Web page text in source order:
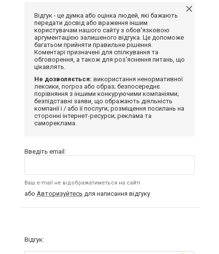
Відгук - це думка або оцінка людей, які бажають
передати досвід або враження іншим
користувачам нашого сайту з обов'язковою
аргументацією залишеного відгука. Це допоможе
багатьом прийняти правильне рішення.
Коментарі призначені для спілкування та
обговорення, а також для роз'яснення питань, що
цікавлять.
Не дозволяється: використання ненормативної
лексики, погроз або образ; безпосереднє
порівняння з іншими конкуруючими компаніями;
безпідставні заяви, що ображають діяльність
компанії і / або її послуги; розміщення посилань на
сторонні інтернет-ресурси; реклама та
самореклама.
Введіть email:
Ваш e-mail не відображатиметься на сайті
або Авторизуйтесь для написання відгуку
Відгук: